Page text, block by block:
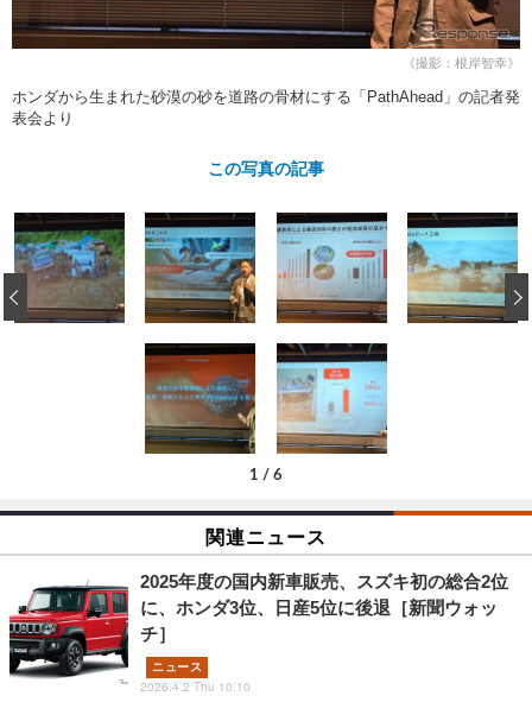
クト
ショップレポート プロショップ検索
レストア
カーメーカー「旧車」関連プロジ
ェクト
コラム
イベント
《撮影：根岸智幸》
ホンダから生まれた砂漠の砂を道路の骨材にする「PathAhead」の記者発
表会より
この写真の記事
1 / 6
‹
関連ニュース
2025年度の国内新車販売、スズキ初の総合2位
に、ホンダ3位、日産5位に後退［新聞ウォッ
チ］
ニュース
2026.4.2 Thu 10:10